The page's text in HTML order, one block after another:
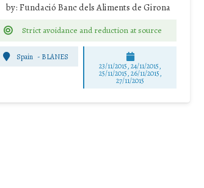
by: Fundació Banc dels Aliments de Girona
Strict avoidance and reduction at source
Spain - BLANES
23/11/2015, 24/11/2015,
25/11/2015, 26/11/2015,
27/11/2015